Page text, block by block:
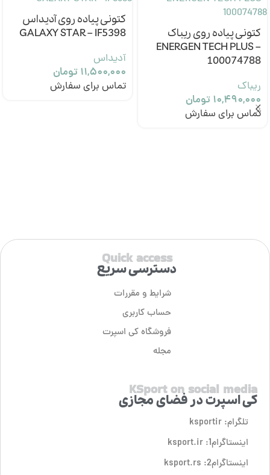
کتونی پیاده روی ریباک
ENERGEN TECH PLUS –
100074788
ریباک
۱۰,۴۹۰,۰۰۰تومان
تماس برای سفارش
کتونی پیاده روی آدیداس
GALAXY STAR – IF5398
آدیداس
۱۱,۵۰۰,۰۰۰تومان
تماس برای سفارش
Quick access
دسترسی سریع
شرایط و مقررات
حساب کاربری
فروشگاه کی اسپرت
مجله
KSport on social media
کی اسپرت در فضای مجازی
تلگرام: ksportir
اینستاگرام1: ksport.ir
اینستاگرام2: ksport.rs